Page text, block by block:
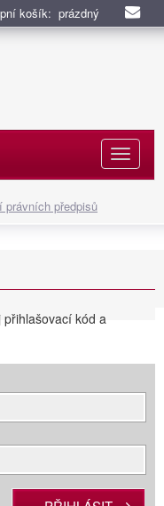
košík: prázdný
právních předpisů
kód a